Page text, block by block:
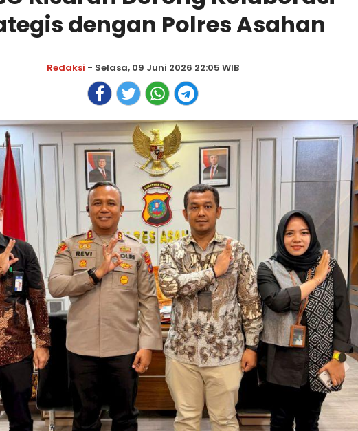
dengan Polres Asahan
Redaksi - Selasa, 09 Juni 2026 22:05 WIB